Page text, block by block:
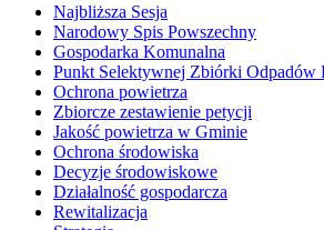
Najbliższa Sesja
Narodowy Spis Powszechny
Gospodarka Komunalna
Punkt Selektywnej Zbiórki Odpadów
Ochrona powietrza
Zbiorcze zestawienie petycji
Jakość powietrza w Gminie
Ochrona środowiska
Decyzje środowiskowe
Działalność gospodarcza
Rewitalizacja